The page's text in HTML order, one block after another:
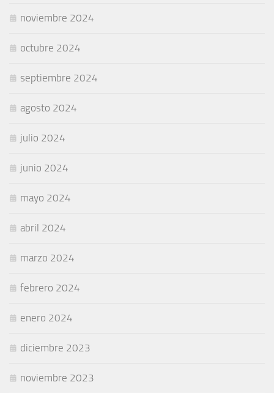
noviembre 2024
octubre 2024
septiembre 2024
agosto 2024
julio 2024
junio 2024
mayo 2024
abril 2024
marzo 2024
febrero 2024
enero 2024
diciembre 2023
noviembre 2023